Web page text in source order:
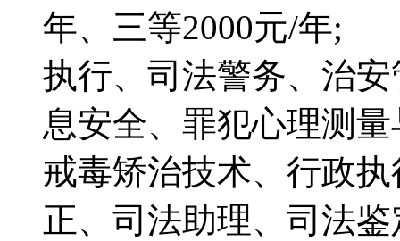
年、三等2000元/
执行、司法警务、治
息安全、罪犯心理测
戒毒矫治技术、行政
正、司法助理、司法